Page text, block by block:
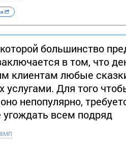
большинство
в том, что
клиентам любые
услугами. Для того
непопулярно,
угождать всем подряд